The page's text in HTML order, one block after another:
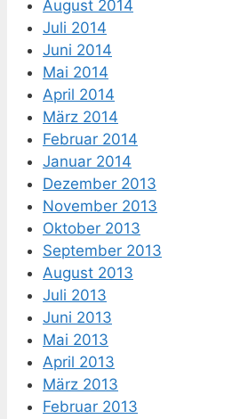
August 2014
Juli 2014
Juni 2014
Mai 2014
April 2014
März 2014
Februar 2014
Januar 2014
Dezember 2013
November 2013
Oktober 2013
September 2013
August 2013
Juli 2013
Juni 2013
Mai 2013
April 2013
März 2013
Februar 2013